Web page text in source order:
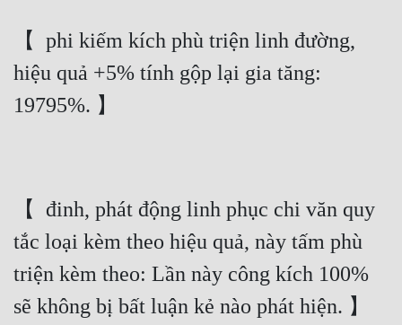
【  phi kiếm kích phù triện linh đường,
hiệu quả +5% tính gộp lại gia tăng:
19795%. 】
【  đinh, phát động linh phục chi văn quy
tắc loại kèm theo hiệu quả, này tấm phù
triện kèm theo: Lần này công kích 100%
sẽ không bị bất luận kẻ nào phát hiện. 】